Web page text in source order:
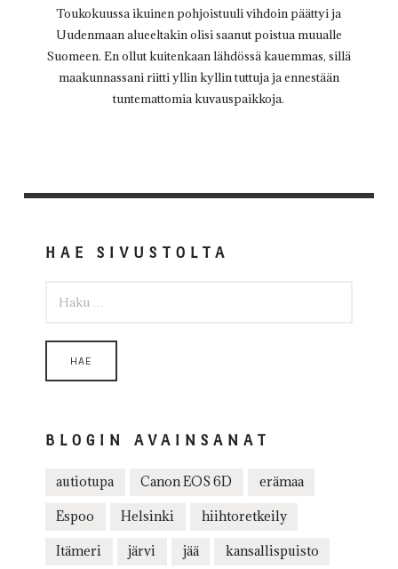
Toukokuussa ikuinen pohjoistuuli vihdoin päättyi ja
Uudenmaan alueeltakin olisi saanut poistua muualle
Suomeen. En ollut kuitenkaan lähdössä kauemmas, sillä
maakunnassani riitti yllin kyllin tuttuja ja ennestään
tuntemattomia kuvauspaikkoja.
HAE SIVUSTOLTA
BLOGIN AVAINSANAT
autiotupa Canon EOS 6D erämaa
Espoo Helsinki hiihtoretkeily
Itämeri järvi jää kansallispuisto